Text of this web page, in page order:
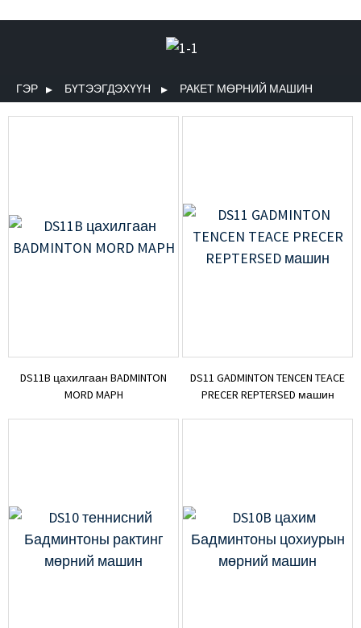
ГЭР БҮТЭЭГДЭХҮҮН РАКЕТ МӨРНИЙ МАШИН
DS11B цахилгаан BADMINTON
MORD MAPH
DS11 GADMINTON TENCEN TEACE
PRECER REPTERSED машин